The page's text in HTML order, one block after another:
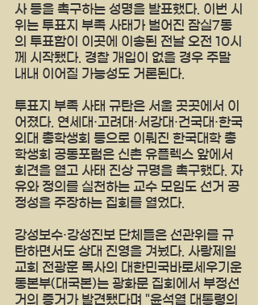
사 등을 촉구하는 성명을 발표했다. 이번 시
위는 투표지 부족 사태가 벌어진 잠실7동
의 투표함이 이곳에 이송된 전날 오전 10시
께 시작됐다. 경찰 개입이 없을 경우 주말
내내 이어질 가능성도 거론된다.
투표지 부족 사태 규탄은 서울 곳곳에서 이
어졌다. 연세대·고려대·서강대·건국대·한국
외대 총학생회 등으로 이뤄진 한국대학 총
학생회 공동포럼은 신촌 유플렉스 앞에서
회견을 열고 사태 진상 규명을 촉구했다. 자
유와 정의를 실천하는 교수 모임도 선거 공
정성을 주장하는 집회를 열었다.
강성보수·강성진보 단체들은 선관위를 규
탄하면서도 상대 진영을 겨눴다. 사랑제일
교회 전광훈 목사의 대한민국바로세우기운
동본부(대국본)는 광화문 집회에서 부정선
거의 증거가 발견됐다며 "윤석열 대통령의